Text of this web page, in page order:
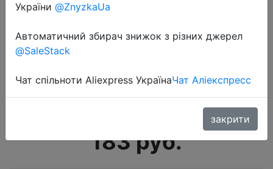
2023-03-03
Налобный фонарь Космос
KocH103COBLED три режима
работы
183 руб.
України @ZnyzkaUa
Автоматичний збирач знижок з різних джерел
@SaleStack
Чат спільноти Aliexpress УкраїнаЧат Аліекспресс
закрити